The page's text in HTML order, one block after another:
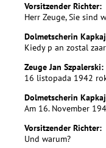
Vorsitzender Richter:
Herr Zeuge, Sie sind
Dolmetscherin
Kiedy p an zostal
Zeuge Jan Szpalerski:
16 listopada 1942
Dolmetscherin
Am 16. November
Vorsitzender Richter:
Und warum?